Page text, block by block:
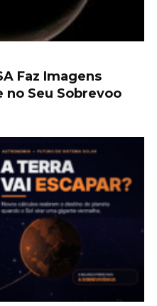
Faz Imagens
no Seu Sobrevoo